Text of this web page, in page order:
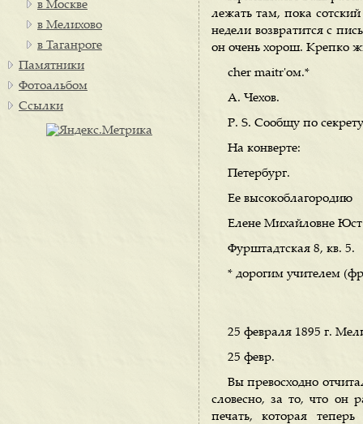
лежать там, пока
недели возвратится с
он очень хорош. Крепко
cher maitr'ом.*
А. Чехов.
Р. S. Сообщу по
На конверте:
Петербург.
Ее высокоблагородию
Елене Михайловне
Фурштадтская 8, кв. 5.
* дорогим учителем
25 февраля 1895 г.
25 февр.
Вы превосходно
словесно, за то, что он
печать, которая
в Москве
в Мелихово
в Таганроге
Памятники
Фотоальбом
Ссылки